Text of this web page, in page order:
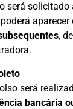
será solicitado
aparecer
,
será
bancária